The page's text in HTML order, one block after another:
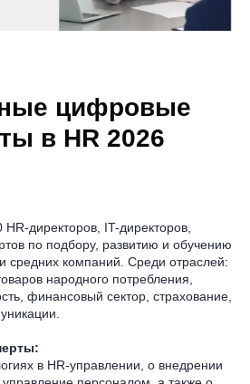
цифровые
в HR 2026
директоров, IT-директоров,
по подбору, развитию и обучению
средних компаний. Среди отраслей:
народного потребления,
финансовый сектор, страхование,
в HR-управлении, о внедрении